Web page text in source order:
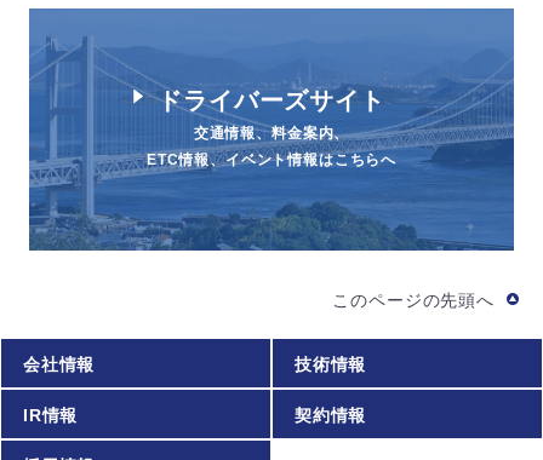
ドライバーズサイト
交通情報、料金案内、
ETC情報、イベント情報はこちらへ
このページの先頭へ
会社情報 技術情報
IR情報 契約情報